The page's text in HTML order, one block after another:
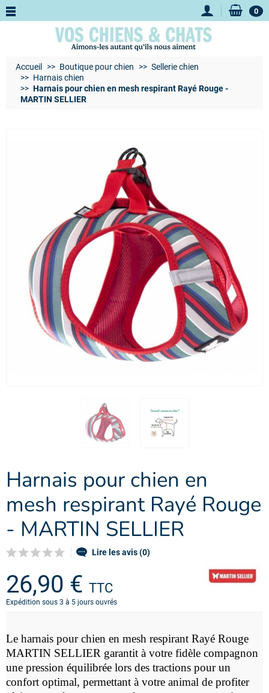
0
Accueil Boutique pour chien
Sellerie chien
Harnais chien
Harnais pour chien en mesh respirant Rayé Rouge -
MARTIN SELLIER
Harnais pour chien en
mesh respirant Rayé Rouge
- MARTIN SELLIER
Lire les avis (0)
26,90 € TTC
Expédition sous 3 à 5 jours ouvrés
Le harnais pour chien en mesh respirant Rayé Rouge
MARTIN SELLIER garantit à votre fidèle compagnon
une pression équilibrée lors des tractions pour un
confort optimal, permettant à votre animal de profiter